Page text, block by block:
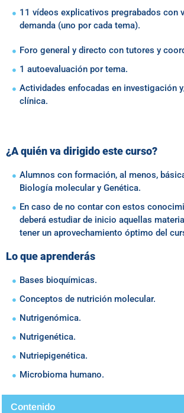
11 vídeos explicativos pregrabados con
demanda (uno por cada tema).
Foro general y directo con tutores y
1 autoevaluación por tema.
Actividades enfocadas en investigación
clínica.
¿A quién va dirigido este curso?
Alumnos con formación, al menos,
Biología molecular y Genética.
En caso de no contar con estos
deberá estudiar de inicio aquellas
tener un aprovechamiento óptimo del
Lo que aprenderás
Bases bioquímicas.
Conceptos de nutrición molecular.
Nutrigenómica.
Nutrigenética.
Nutriepigenética.
Microbioma humano.
Contenido